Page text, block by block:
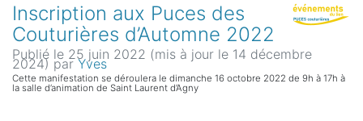
Inscription aux Puces des
Couturières d’Automne 2022
Publié le 25 juin 2022 (mis à jour le 14 décembre
2024) parYves
Cette manifestation se déroulera le dimanche 16 octobre 2022 de 9h à 17h à
la salle d’animation de Saint Laurent d’Agny